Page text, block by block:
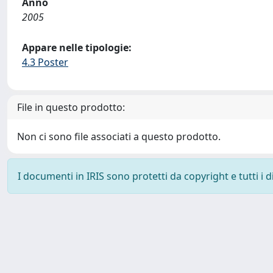
2005
Appare nelle tipologie:
4.3 Poster
File in questo prodotto:
Non ci sono file associati a questo prodotto.
I documenti in IRIS sono protetti da copyright e tutti i